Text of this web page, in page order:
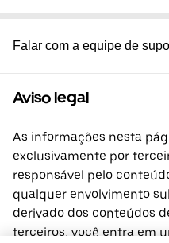
Falar com a equipe de
Aviso legal
As informações nesta
exclusivamente por
responsável pelo
qualquer envolvimento
derivado dos conteúdos
terceiros, você entra em